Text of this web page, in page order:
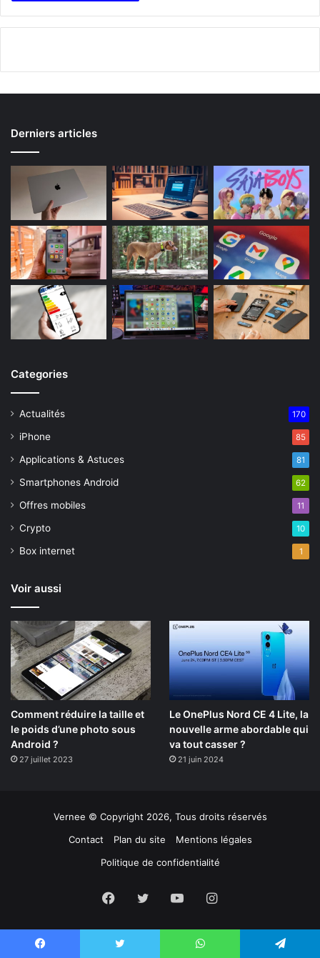
Derniers articles
Categories
Actualités 170
iPhone 85
Applications & Astuces 81
Smartphones Android 62
Offres mobiles 11
Crypto 10
Box internet 1
Voir aussi
Comment réduire la taille et
le poids d’une photo sous
Android ?
27 juillet 2023
Le OnePlus Nord CE 4 Lite, la
nouvelle arme abordable qui
va tout casser ?
21 juin 2024
Vernee © Copyright 2026, Tous droits réservés
Contact
Plan du site
Mentions légales
Politique de confidentialité
Facebook
TwitterYouTubeInstagram